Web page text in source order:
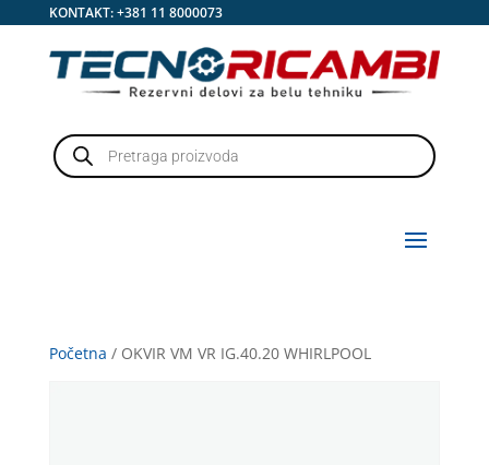
KONTAKT:+381 11 8000073
Products
search
Početna / OKVIR VM VR IG.40.20 WHIRLPOOL